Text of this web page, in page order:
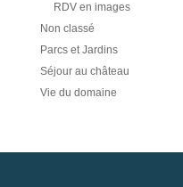
RDV en images
Non classé
Parcs et Jardins
Séjour au château
Vie du domaine